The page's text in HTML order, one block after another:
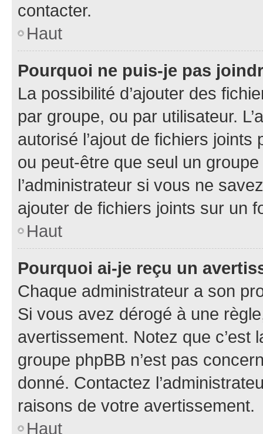
contacter.
Haut
Pourquoi ne puis-je pas
La possibilité d’ajouter des
par groupe, ou par utilisateur.
autorisé l’ajout de fichiers
ou peut-être que seul un
l’administrateur si vous ne
ajouter de fichiers joints sur un
Haut
Pourquoi ai-je reçu un
Chaque administrateur a son
Si vous avez dérogé à une
avertissement. Notez que c’est
groupe phpBB n’est pas
donné. Contactez
raisons de votre avertissement.
Haut